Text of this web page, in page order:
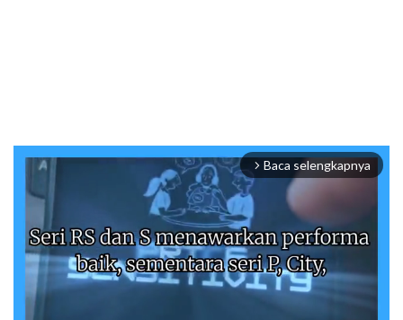
arrow_forward_ios Baca selengkapnya